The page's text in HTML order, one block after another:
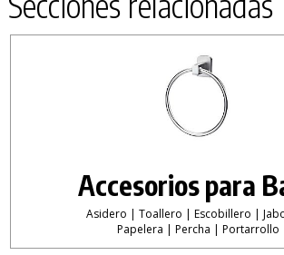
Accesorios para
Asidero | Toallero | Escobillero |
Papelera | Percha | Portarrollo